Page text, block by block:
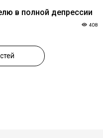
в полной депрессии
408